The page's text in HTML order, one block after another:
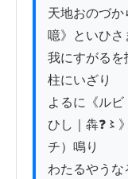
天地おのづか
噫》といひさ
我にすがるを
柱にいざり
よるに《ルビ
ひし｜犇❓〻
チ）鳴り
わたるやう